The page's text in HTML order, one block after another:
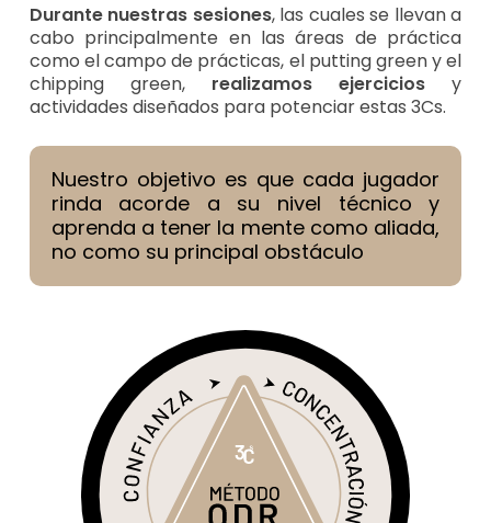
Durante nuestras sesiones, las cuales se llevan a
cabo principalmente en las áreas de práctica
como el campo de prácticas, el putting green y el
chipping green, realizamos ejercicios y
actividades diseñados para potenciar estas 3Cs.
Nuestro objetivo es que cada jugador
rinda acorde a su nivel técnico y
aprenda a tener la mente como aliada,
no como su principal obstáculo